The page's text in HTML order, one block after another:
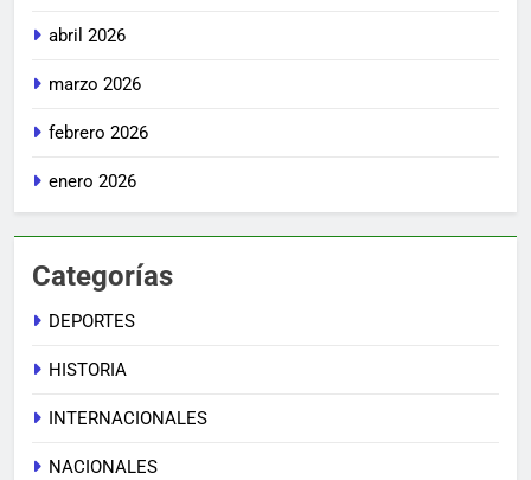
abril 2026
marzo 2026
febrero 2026
enero 2026
Categorías
DEPORTES
HISTORIA
INTERNACIONALES
NACIONALES